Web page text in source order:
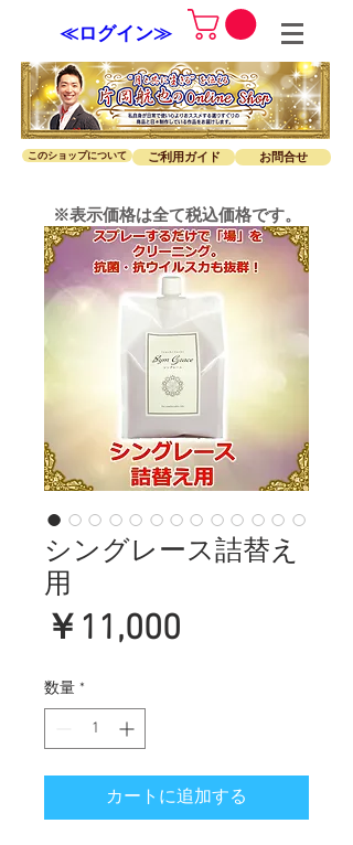
≪ログイン≫
このショップについて ご利用ガイド お問合せ
※表示価格は全て税込価格です。
シングレース詰替え
用
￥11,000
数量 *
カートに追加する